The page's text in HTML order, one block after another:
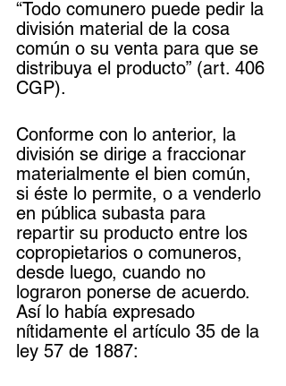
“Todo comunero puede pedir la
división material de la cosa
común o su venta para que se
distribuya el producto” (art. 406
CGP).
Conforme con lo anterior, la
división se dirige a fraccionar
materialmente el bien común,
si éste lo permite, o a venderlo
en pública subasta para
repartir su producto entre los
copropietarios o comuneros,
desde luego, cuando no
lograron ponerse de acuerdo.
Así lo había expresado
nítidamente el artículo 35 de la
ley 57 de 1887: